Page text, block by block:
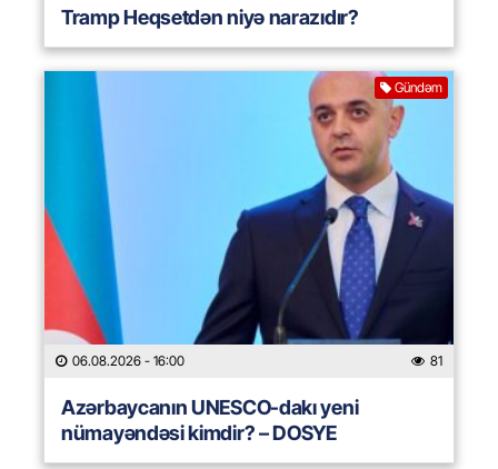
Tramp Heqsetdən niyə narazıdır?
Gündəm
06.08.2026 - 16:00 81
Azərbaycanın UNESCO-dakı yeni
nümayəndəsi kimdir? – DOSYE